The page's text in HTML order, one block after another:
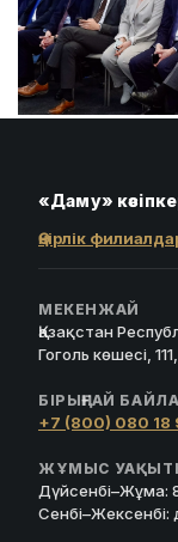
«Даму»
Өңірлік
МЕКЕНЖАЙ
Қазақстан
Гоголь көшесі,
БІРЫҢҒАЙ
+7 (800) 080 18
ЖҰМЫС
Дүйсенбі–Жұма: